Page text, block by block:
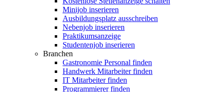
Minijob inserieren
Ausbildungsplatz ausschreiben
Nebenjob inserieren
Praktikumsanzeige
Studentenjob inserieren
Branchen
Gastronomie Personal finden
Handwerk Mitarbeiter finden
IT Mitarbeiter finden
Programmierer finden